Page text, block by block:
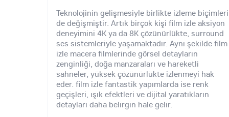
Teknolojinin gelişmesiyle birlikte izleme biçimleri
de değişmiştir. Artık birçok kişi film izle aksiyon
deneyimini 4K ya da 8K çözünürlükte, surround
ses sistemleriyle yaşamaktadır. Aynı şekilde film
izle macera filmlerinde görsel detayların
zenginliği, doğa manzaraları ve hareketli
sahneler, yüksek çözünürlükte izlenmeyi hak
eder. film izle fantastik yapımlarda ise renk
geçişleri, ışık efektleri ve dijital yaratıkların
detayları daha belirgin hale gelir.